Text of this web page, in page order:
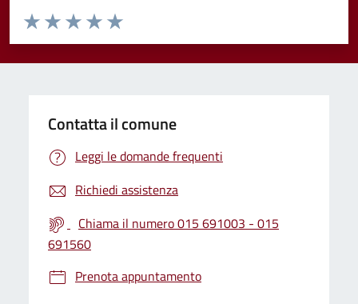
Valuta da 1 a 5 stelle la pagina
Valuta 5 stelle su 5
Valuta 4 stelle su 5
Valuta 3 stelle su 5
Valuta 2 stelle su 5
Valuta 1 stelle su 5
Contatta il comune
Leggi le domande frequenti
Richiedi assistenza
Chiama il numero 015 691003 - 015
691560
Prenota appuntamento